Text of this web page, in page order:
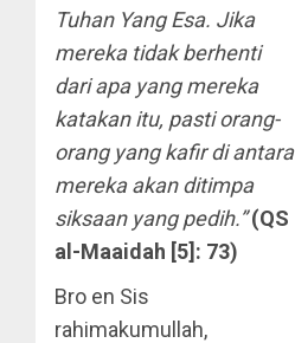
Tuhan Yang Esa. Jika
mereka tidak berhenti
dari apa yang mereka
katakan itu, pasti orang-
orang yang kafir di antara
mereka akan ditimpa
siksaan yang pedih.” (QS
al-Maaidah [5]: 73)
Bro en Sis
rahimakumullah,